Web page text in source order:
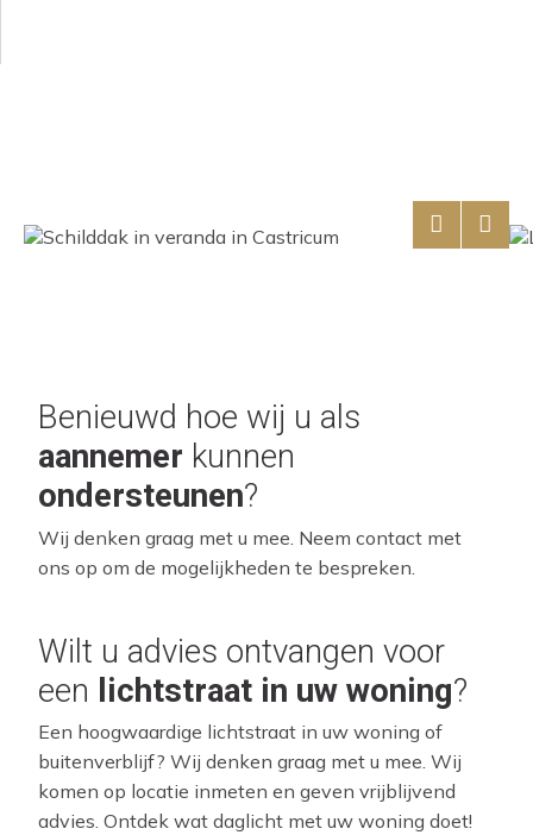
Benieuwd hoe wij u als
aannemer kunnen
ondersteunen?
Wij denken graag met u mee. Neem contact met
ons op om de mogelijkheden te bespreken.
Wilt u advies ontvangen voor
een lichtstraat in uw woning?
Een hoogwaardige lichtstraat in uw woning of
buitenverblijf? Wij denken graag met u mee. Wij
komen op locatie inmeten en geven vrijblijvend
advies. Ontdek wat daglicht met uw woning doet!